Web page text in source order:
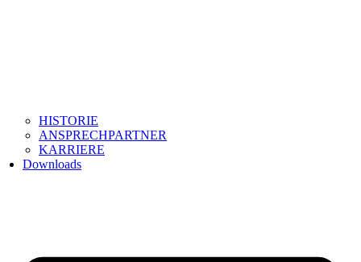
HISTORIE
ANSPRECHPARTNER
KARRIERE
Downloads